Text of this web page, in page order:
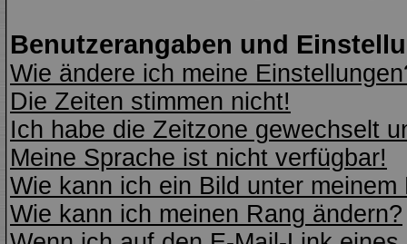
Benutzerangaben und
Wie ändere ich meine
Die Zeiten stimmen nicht!
Ich habe die Zeitzone gewechselt
Meine Sprache ist nicht verfügbar!
Wie kann ich ein Bild unter
Wie kann ich meinen Rang ändern?